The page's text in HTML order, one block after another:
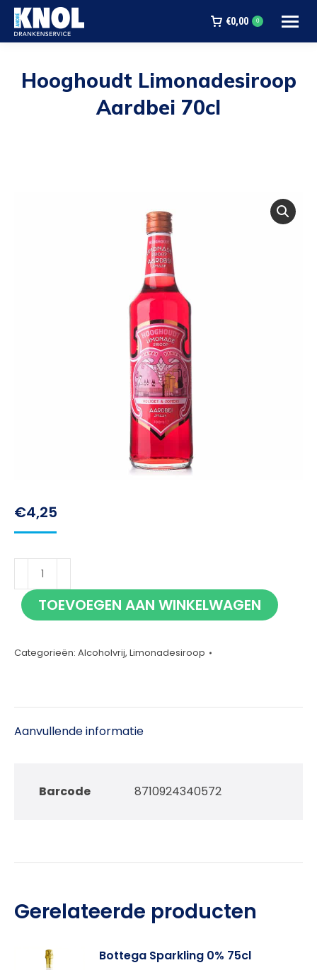
€0,00 0
Hooghoudt Limonadesiroop
Aardbei 70cl
€4,25
Hooghoudt
Limonadesiroop
Aardbei
aantal
TOEVOEGEN AAN WINKELWAGEN
Categorieën: Alcoholvrij, Limonadesiroop
Aanvullende informatie
Barcode 8710924340572
Gerelateerde producten
Bottega Sparkling 0% 75cl